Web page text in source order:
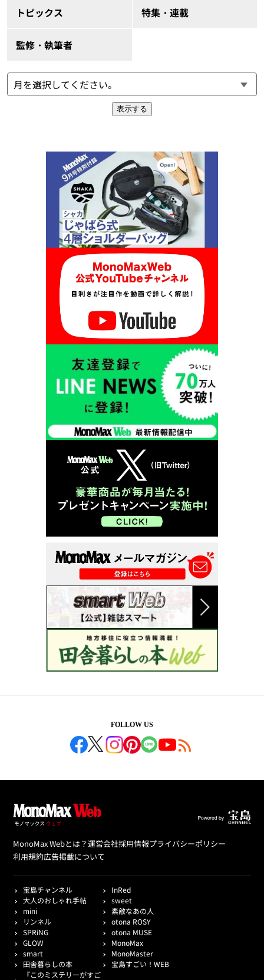
トピックス 特集・連載
監修・執筆者
表示する
FOLLOW US
MonoMax Webとは？運営会社採用情報プライバシーポリシー
利用規約広告掲載について
宝島チャンネル
InRed
大人のおしゃれ手帖
sweet
mini
素敵なあの人
リンネル
otona ROSY
SPRiNG
otona MUSE
GLOW
MonoMax
smart
MonoMaster
田舎暮らしの本
宝島すごい！WEB
『このミステリーがすご